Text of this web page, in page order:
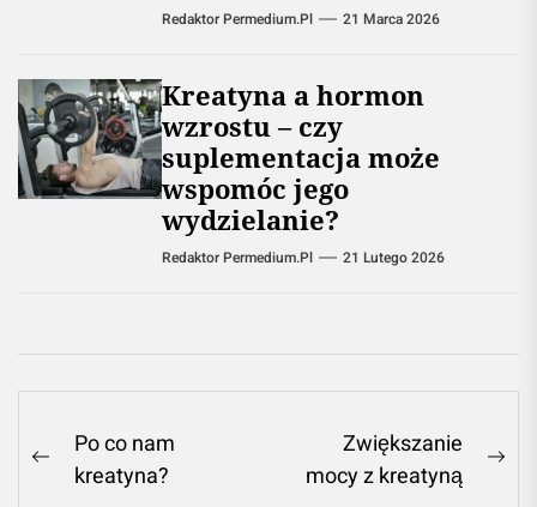
Redaktor Permedium.pl 21 Marca 2026
Kreatyna a hormon
wzrostu – czy
suplementacja może
wspomóc jego
wydzielanie?
Redaktor Permedium.pl 21 Lutego 2026
Nawigacja
wpisu
Previous
Po co nam
kreatyna?
Zwiększanie
mocy z kreatyną